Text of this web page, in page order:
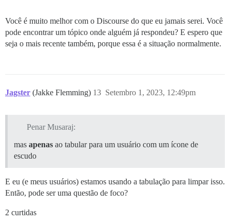
Você é muito melhor com o Discourse do que eu jamais serei. Você
pode encontrar um tópico onde alguém já respondeu? E espero que
seja o mais recente também, porque essa é a situação normalmente.
Jagster (Jakke Flemming) Setembro 1, 2023, 12:49pm
13
Penar Musaraj:
mas apenas ao tabular para um usuário com um ícone de
escudo
E eu (e meus usuários) estamos usando a tabulação para limpar isso.
Então, pode ser uma questão de foco?
2 curtidas